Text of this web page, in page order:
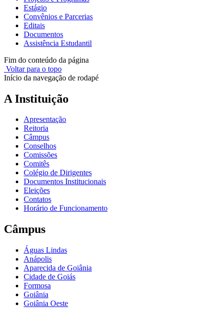
Estágio
Convênios e Parcerias
Editais
Documentos
Assistência Estudantil
Fim do conteúdo da página
Voltar para o topo
Início da navegação de rodapé
A Instituição
Apresentação
Reitoria
Câmpus
Conselhos
Comissões
Comitês
Colégio de Dirigentes
Documentos Institucionais
Eleições
Contatos
Horário de Funcionamento
Câmpus
Águas Lindas
Anápolis
Aparecida de Goiânia
Cidade de Goiás
Formosa
Goiânia
Goiânia Oeste